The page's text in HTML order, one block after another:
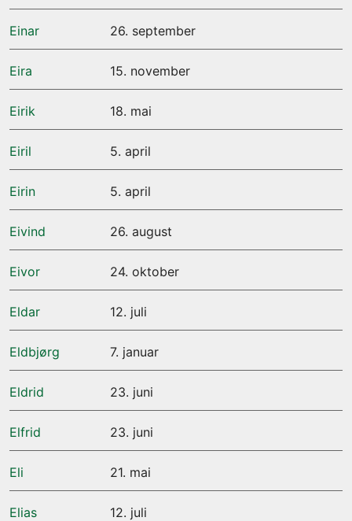
Einar 26. september
Eira 15. november
Eirik 18. mai
Eiril 5. april
Eirin 5. april
Eivind 26. august
Eivor 24. oktober
Eldar 12. juli
Eldbjørg 7. januar
Eldrid 23. juni
Elfrid 23. juni
Eli 21. mai
Elias 12. juli